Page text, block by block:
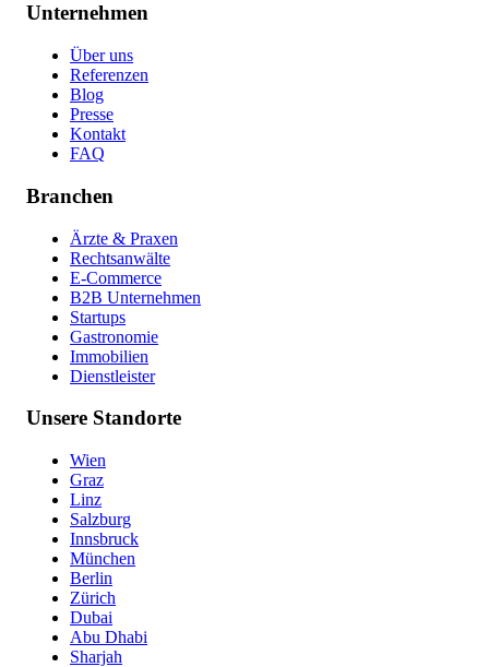
Unternehmen
Über uns
Referenzen
Blog
Presse
Kontakt
FAQ
Branchen
Ärzte & Praxen
Rechtsanwälte
E-Commerce
B2B Unternehmen
Startups
Gastronomie
Immobilien
Dienstleister
Unsere Standorte
Wien
Graz
Linz
Salzburg
Innsbruck
München
Berlin
Zürich
Dubai
Abu Dhabi
Sharjah